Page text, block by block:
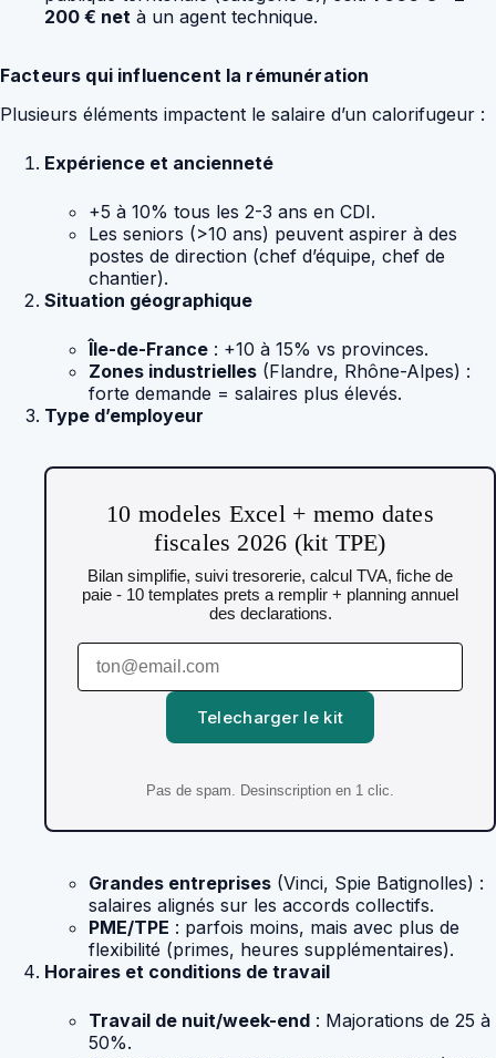
200 € net à un agent technique.
Facteurs qui influencent la rémunération
Plusieurs éléments impactent le salaire d’un calorifugeur :
Expérience et ancienneté
+5 à 10% tous les 2-3 ans en CDI.
Les seniors (>10 ans) peuvent aspirer à des
postes de direction (chef d’équipe, chef de
chantier).
Situation géographique
Île-de-France : +10 à 15% vs provinces.
Zones industrielles (Flandre, Rhône-Alpes) :
forte demande = salaires plus élevés.
Type d’employeur
10 modeles Excel + memo dates
fiscales 2026 (kit TPE)
Bilan simplifie, suivi tresorerie, calcul TVA, fiche de
paie - 10 templates prets a remplir + planning annuel
des declarations.
Telecharger le kit
Pas de spam. Desinscription en 1 clic.
Grandes entreprises (Vinci, Spie Batignolles) :
salaires alignés sur les accords collectifs.
PME/TPE : parfois moins, mais avec plus de
flexibilité (primes, heures supplémentaires).
Horaires et conditions de travail
Travail de nuit/week-end : Majorations de 25 à
50%.